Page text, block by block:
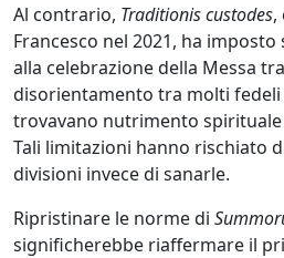
Al contrario, Traditionis custodes,
Francesco nel 2021, ha
alla celebrazione della Messa
disorientamento tra molti fedeli
trovavano nutrimento spirituale
Tali limitazioni hanno rischiato
divisioni invece di sanarle.
Ripristinare le norme di
significherebbe riaffermare il